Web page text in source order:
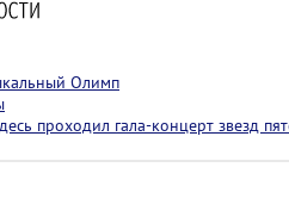
Олимп
проходил гала-концерт звезд